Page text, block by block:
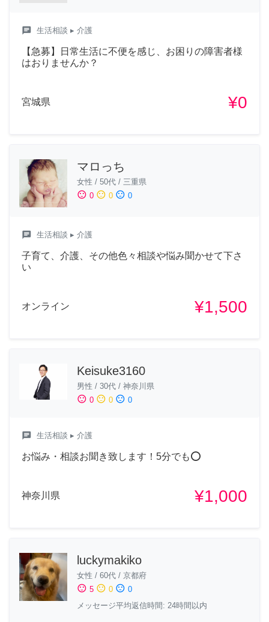
chat 生活相談 ▸ 介護
【急募】日常生活に不便を感じ、お困りの障害者様
はおりませんか？
宮城県 ¥0
マロっち
女性 / 50代 / 三重県
sentiment_satisfied 0 sentiment_neutral 0 sentiment_dissatisfied 0
chat 生活相談 ▸ 介護
子育て、介護、その他色々相談や悩み聞かせて下さ
い
オンライン ¥1,500
Keisuke3160
男性 / 30代 / 神奈川県
sentiment_satisfied 0 sentiment_neutral 0 sentiment_dissatisfied 0
chat 生活相談 ▸ 介護
お悩み・相談お聞き致します！5分でも⭕️
神奈川県 ¥1,000
luckymakiko
女性 / 60代 / 京都府
sentiment_satisfied 5 sentiment_neutral 0 sentiment_dissatisfied 0
メッセージ平均返信時間: 24時間以内